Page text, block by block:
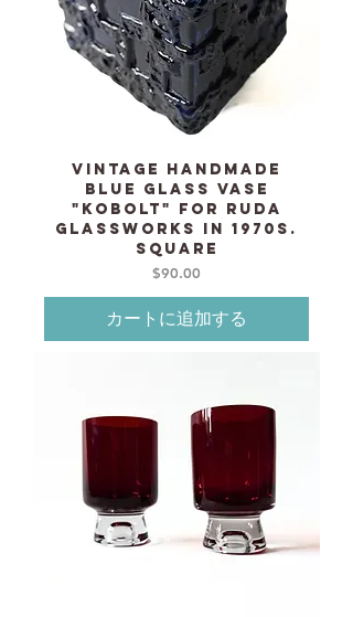
Vintage Handmade
blue glass Vase
"Kobolt" for RUDA
Glassworks in 1970s.
Square
価格
$90.00
カートに追加する